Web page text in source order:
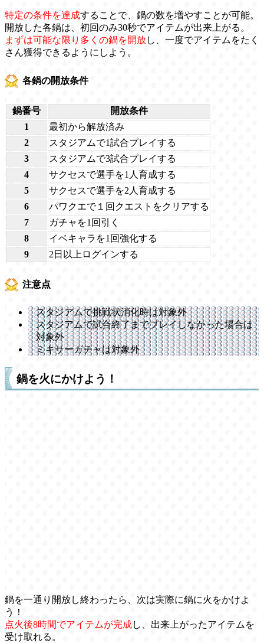
特定の条件を達成することで、鍋の数を増やすことが可能。
開放した各鍋は、初回のみ30秒でアイテムが出来上がる。
まずは可能な限り多くの鍋を開放し、一度でアイテムをたく
さん獲得できるようにしよう。
各鍋の開放条件
鍋番号
開放条件
1
最初から解放済み
2
スタジアムで1試合プレイする
3
スタジアムで3試合プレイする
4
サクセスで選手を1人育成する
5
サクセスで選手を2人育成する
6
パワクエで１回クエストをクリアする
7
ガチャを1回引く
8
イベキャラを1回強化する
9
2日以上ログインする
注意点
スタジアムで挑戦状消化時は対象外
スタジアムで試合終了までプレイしなかった場合は
対象外
ミキサーガチャは対象外
鍋を火にかけよう！
鍋を一通り開放し終わったら、次は実際に鍋に火をかけよ
う！
点火後8時間でアイテムが完成し、出来上がったアイテムを
受け取れる。